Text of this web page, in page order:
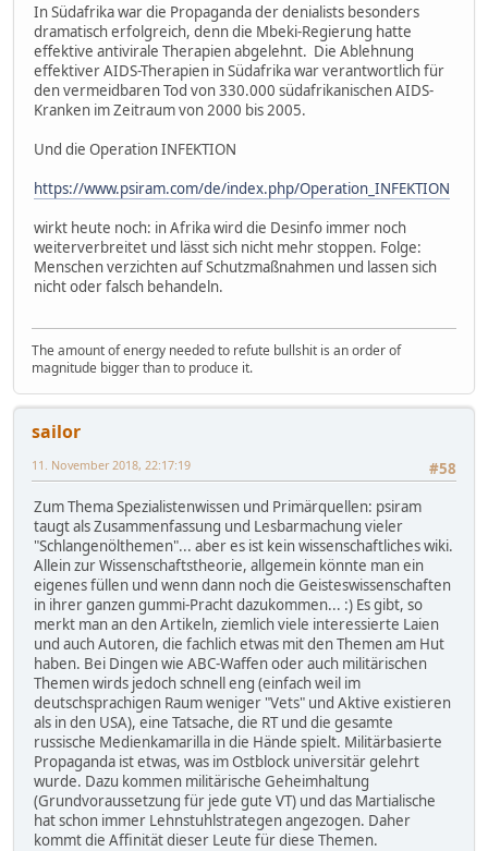
In Südafrika war die Propaganda der denialists besonders
dramatisch erfolgreich, denn die Mbeki-Regierung hatte
effektive antivirale Therapien abgelehnt. Die Ablehnung
effektiver AIDS-Therapien in Südafrika war verantwortlich für
den vermeidbaren Tod von 330.000 südafrikanischen AIDS-
Kranken im Zeitraum von 2000 bis 2005.
Und die Operation INFEKTION
https://www.psiram.com/de/index.php/Operation_INFEKTION
wirkt heute noch: in Afrika wird die Desinfo immer noch
weiterverbreitet und lässt sich nicht mehr stoppen. Folge:
Menschen verzichten auf Schutzmaßnahmen und lassen sich
nicht oder falsch behandeln.
The amount of energy needed to refute bullshit is an order of
magnitude bigger than to produce it.
sailor
#58
11. November 2018, 22:17:19
Zum Thema Spezialistenwissen und Primärquellen: psiram
taugt als Zusammenfassung und Lesbarmachung vieler
"Schlangenölthemen"... aber es ist kein wissenschaftliches wiki.
Allein zur Wissenschaftstheorie, allgemein könnte man ein
eigenes füllen und wenn dann noch die Geisteswissenschaften
in ihrer ganzen gummi-Pracht dazukommen... :) Es gibt, so
merkt man an den Artikeln, ziemlich viele interessierte Laien
und auch Autoren, die fachlich etwas mit den Themen am Hut
haben. Bei Dingen wie ABC-Waffen oder auch militärischen
Themen wirds jedoch schnell eng (einfach weil im
deutschsprachigen Raum weniger "Vets" und Aktive existieren
als in den USA), eine Tatsache, die RT und die gesamte
russische Medienkamarilla in die Hände spielt. Militärbasierte
Propaganda ist etwas, was im Ostblock universitär gelehrt
wurde. Dazu kommen militärische Geheimhaltung
(Grundvoraussetzung für jede gute VT) und das Martialische
hat schon immer Lehnstuhlstrategen angezogen. Daher
kommt die Affinität dieser Leute für diese Themen.